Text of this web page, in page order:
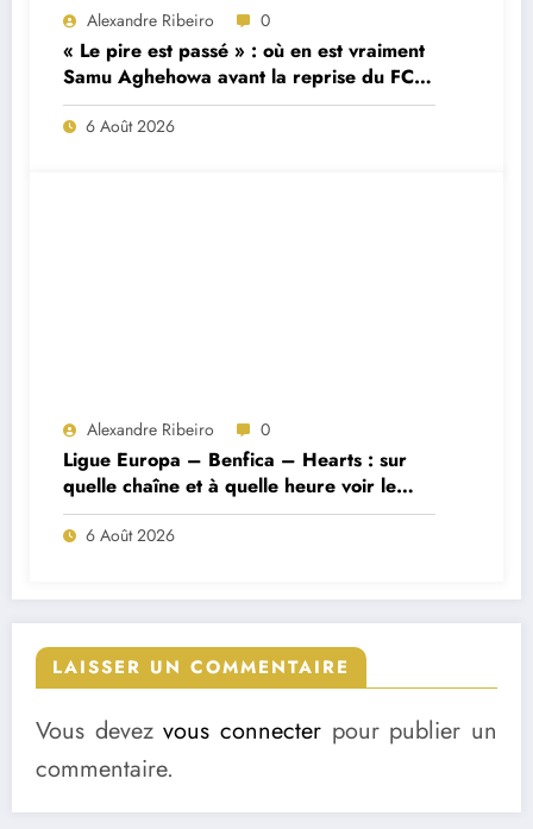
Alexandre Ribeiro 0
« Le pire est passé » : où en est vraiment
Samu Aghehowa avant la reprise du FC
Porto ?
6 Août 2026
Alexandre Ribeiro 0
Ligue Europa – Benfica – Hearts : sur
quelle chaîne et à quelle heure voir le
match ?
6 Août 2026
LAISSER UN COMMENTAIRE
Vous devezvous connecter pour publier un
commentaire.